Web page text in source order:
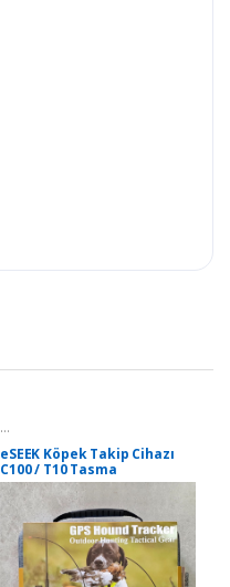
...
eSEEK Köpek Takip Cihazı
C100 / T10 Tasma